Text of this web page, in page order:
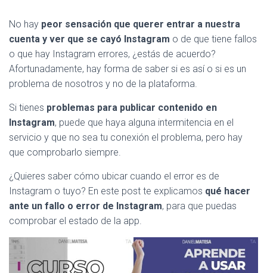
No hay peor sensación que querer entrar a nuestra
cuenta y ver que se cayó Instagram o de que tiene fallos
o que hay Instagram errores, ¿estás de acuerdo?
Afortunadamente, hay forma de saber si es así o si es un
problema de nosotros y no de la plataforma.
Si tienes problemas para publicar contenido en
Instagram, puede que haya alguna intermitencia en el
servicio y que no sea tu conexión el problema, pero hay
que comprobarlo siempre.
¿Quieres saber cómo ubicar cuando el error es de
Instagram o tuyo? En este post te explicamos qué hacer
ante un fallo o error de Instagram, para que puedas
comprobar el estado de la app.